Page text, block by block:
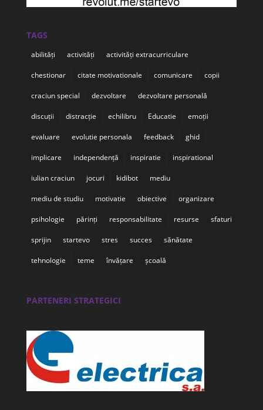
TAGS
abilități activități activități extracurriculare
chestionar citate motivationale comunicare copii
craciun special dezvoltare dezvoltare personală
discuții distracție echilibru Educatie emoții
evaluare evolutie personala feedback ghid
implicare independență inspiratie inspirational
iulian craciun jocuri kidibot mediu
mediu de studiu motivatie obiective organizare
psihologie părinți responsabilitate resurse sfaturi
sprijin startevo stres succes sănătate
tehnologie teme învățare școală
PARTENERI STRATEGICI